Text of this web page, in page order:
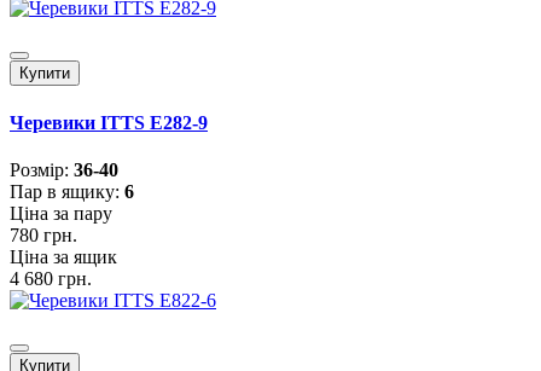
Купити
Черевики ITTS E282-9
Розмiр: 36-40
Пар в ящику: 6
Ціна за пару
780 грн.
Ціна за ящик
4 680 грн.
Купити